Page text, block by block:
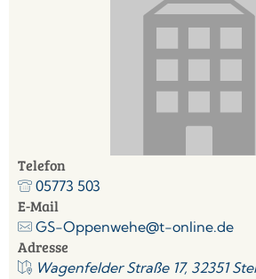
Telefon
05773 503
E-Mail
GS-Oppenwehe@t-online.de
Adresse
Wagenfelder Straße 17, 32351